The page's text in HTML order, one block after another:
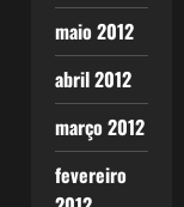
maio 2012
abril 2012
março 2012
fevereiro